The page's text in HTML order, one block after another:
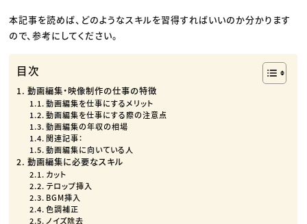
本記事を読めば、どのようなスキルを習得すればいいのか分かります
ので、参考にしてください。
目次
動画編集・映像制作の仕事の特徴
動画編集を仕事にするメリット
動画編集を仕事にする際の注意点
動画編集の年収の相場
関連記事：
動画編集に向いている人
動画編集に必要なスキル
カット
テロップ挿入
BGM挿入
色調補正
ノイズ除去